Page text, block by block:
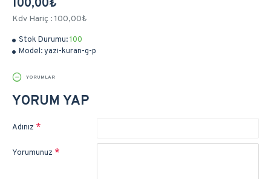
Stok Durumu:100
Model:yazi-kuran-g-p
100,00₺
Kdv Hariç : 100,00₺
YORUMLAR
YORUM YAP
Adınız
Yorumunuz